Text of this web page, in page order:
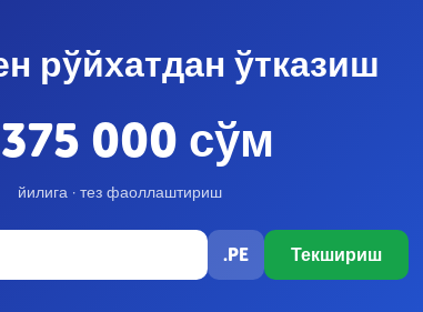
рўйхатдан ўтказиш
000 сўм
йилига · тез фаоллаштириш
.PE Текшириш